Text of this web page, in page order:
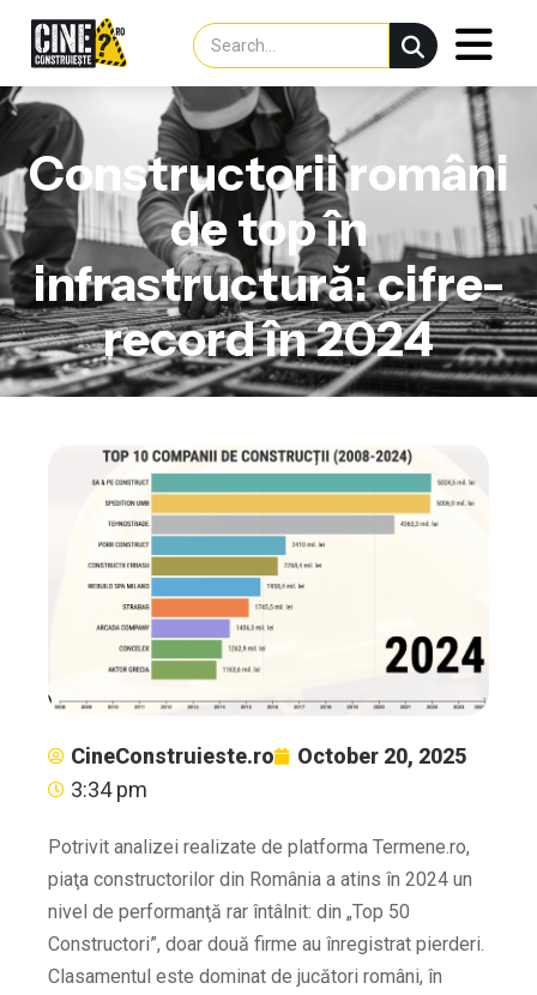
Constructorii români
de top în
infrastructură: cifre-
record în 2024
CineConstruieste.ro
October 20, 2025
3:34 pm
Potrivit analizei realizate de platforma Termene.ro,
piaţa constructorilor din România a atins în 2024 un
nivel de performanţă rar întâlnit: din „Top 50
Constructori”, doar două firme au înregistrat pierderi.
Clasamentul este dominat de jucători români, în